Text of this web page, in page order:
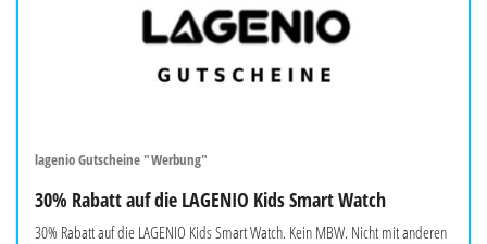
lagenio Gutscheine "Werbung"
30% Rabatt auf die LAGENIO Kids Smart Watch
30% Rabatt auf die LAGENIO Kids Smart Watch. Kein MBW. Nicht mit anderen